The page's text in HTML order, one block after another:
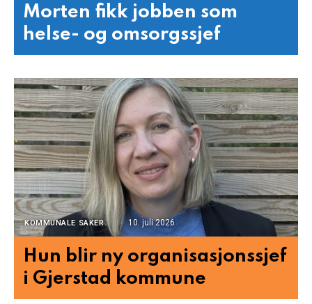
Morten fikk jobben som
helse- og omsorgssjef
KOMMUNALE SAKER 10. juli 2026
Hun blir ny organisasjonssjef
i Gjerstad kommune